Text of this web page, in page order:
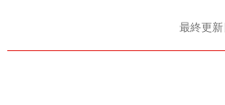
最終更